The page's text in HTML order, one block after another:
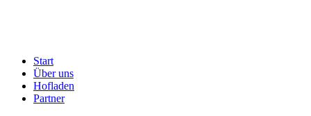
Start
Über uns
Hofladen
Partner